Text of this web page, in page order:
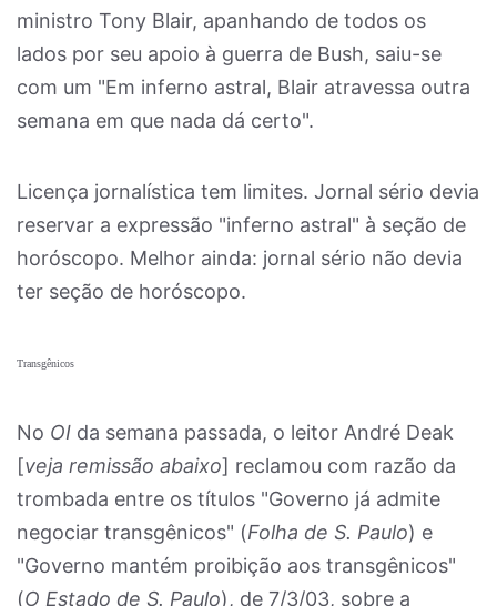
ministro Tony Blair, apanhando de todos os
lados por seu apoio à guerra de Bush, saiu-se
com um "Em inferno astral, Blair atravessa outra
semana em que nada dá certo".
Licença jornalística tem limites. Jornal sério devia
reservar a expressão "inferno astral" à seção de
horóscopo. Melhor ainda: jornal sério não devia
ter seção de horóscopo.
Transgênicos
No OI da semana passada, o leitor André Deak
[veja remissão abaixo] reclamou com razão da
trombada entre os títulos "Governo já admite
negociar transgênicos" (Folha de S. Paulo) e
"Governo mantém proibição aos transgênicos"
(O Estado de S. Paulo), de 7/3/03, sobre a